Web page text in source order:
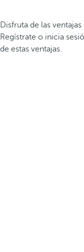
Disfruta de las
Regístrate o inicia
de estas ventajas.